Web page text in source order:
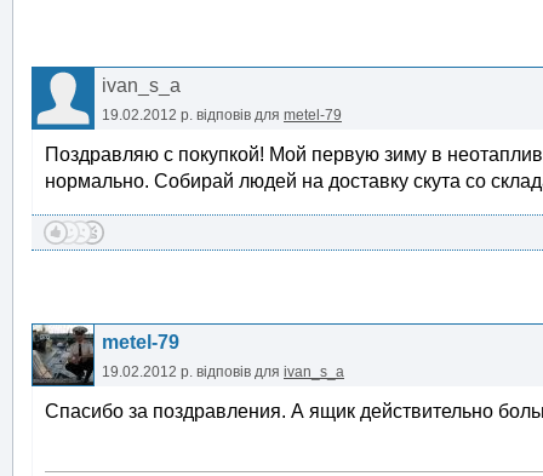
ivan_s_a
19.02.2012 р. відповів для metel-79
Поздравляю с покупкой! Мой первую зиму в
нормально. Собирай людей на доставку скута со
metel-79
19.02.2012 р. відповів для ivan_s_a
Спасибо за поздравления. А ящик действительно